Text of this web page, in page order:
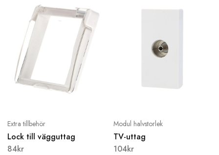
Extra tillbehör
Lock till vägguttag
84kr
Modul halvstorlek
TV-uttag
104kr